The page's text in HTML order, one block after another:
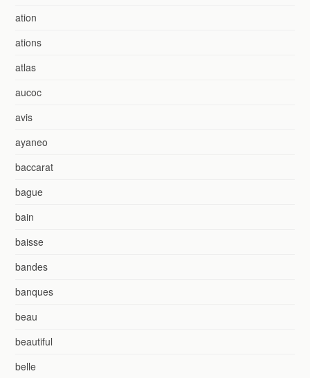
ation
ations
atlas
aucoc
avis
ayaneo
baccarat
bague
bain
baisse
bandes
banques
beau
beautiful
belle